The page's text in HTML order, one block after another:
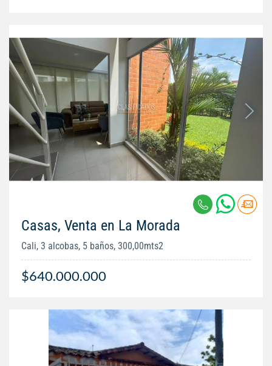
Casas, Venta en La Morada
Cali, 3 alcobas, 5 baños, 300,00mts2
$640.000.000